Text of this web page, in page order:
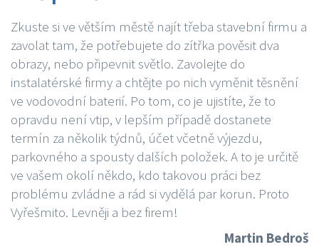
Zkuste si ve větším městě najít třeba stavební firmu a
zavolat tam, že potřebujete do zítřka pověsit dva
obrazy, nebo připevnit světlo. Zavolejte do
instalatérské firmy a chtějte po nich vyměnit těsnění
ve vodovodní baterií. Po tom, co je ujistíte, že to
opravdu není vtip, v lepším případě dostanete
termín za několik týdnů, účet včetně výjezdu,
parkovného a spousty dalších položek. A to je určitě
ve vašem okolí někdo, kdo takovou práci bez
problému zvládne a rád si vydělá par korun. Proto
Vyřešmito. Levněji a bez firem!
Martin Bedroš